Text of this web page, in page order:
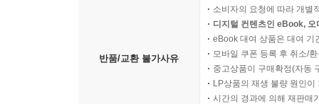
반품/교환 불가사유
소비자의 요청에 따라 개별
디지털 컨텐츠인 eBook,
eBook 대여 상품은 대여 기
모바일 쿠폰 등록 후 취소/
중고상품이 구매확정(자동
LP상품의 재생 불량 원인
시간의 경과에 의해 재판매